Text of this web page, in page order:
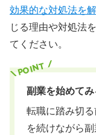
効果的な対処法を
じる理由や対処法
てください。
副業を始めて
転職に踏み切
を続けながら